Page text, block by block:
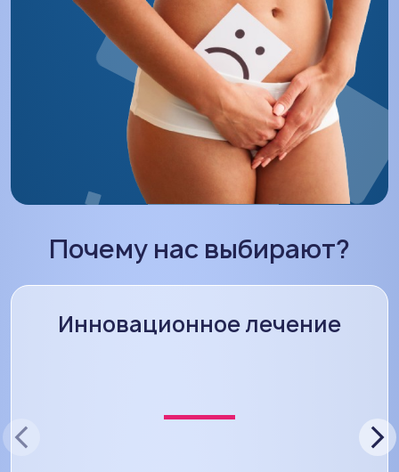
Почему нас выбирают?
Инновационное лечение